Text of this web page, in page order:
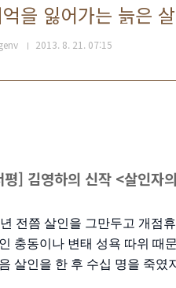
을 잃어가는 늙은
2013. 8. 21. 07:15
평] 김영하의 신작 <살인자
전쯤 살인을 그만두고 개점
충동이나 변태 성욕 따위 때
살인을 한 후 수십 명을 죽였